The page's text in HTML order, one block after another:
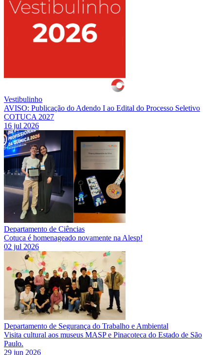
Vestibulinho
AVISO: Publicação do Adendo I ao Edital do Processo Seletivo
COTUCA 2027
16 jul 2026
Departamento de Ciências
Cotuca é homenageado novamente na Alesp!
02 jul 2026
Departamento de Segurança do Trabalho e Ambiental
Visita cultural aos museus MASP e Pinacoteca do Estado de São
Paulo.
29 jun 2026